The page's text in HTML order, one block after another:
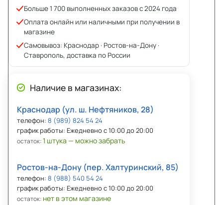
Больше 1 700 выполненных заказов с 2024 года
Оплата онлайн или наличными при получении в
магазине
Самовывоз: Краснодар · Ростов-на-Дону ·
Ставрополь, доставка по России
Наличие в магазинах:
Краснодар (ул. ш. Нефтяников, 28)
телефон: 8 (989) 824 54 24
график работы: Ежедневно с 10:00 до 20:00
остаток:1 штука — можно забрать
Ростов-на-Дону (пер. Халтуринский, 85)
телефон: 8 (988) 540 54 24
график работы: Ежедневно с 10:00 до 20:00
остаток: нет в этом магазине